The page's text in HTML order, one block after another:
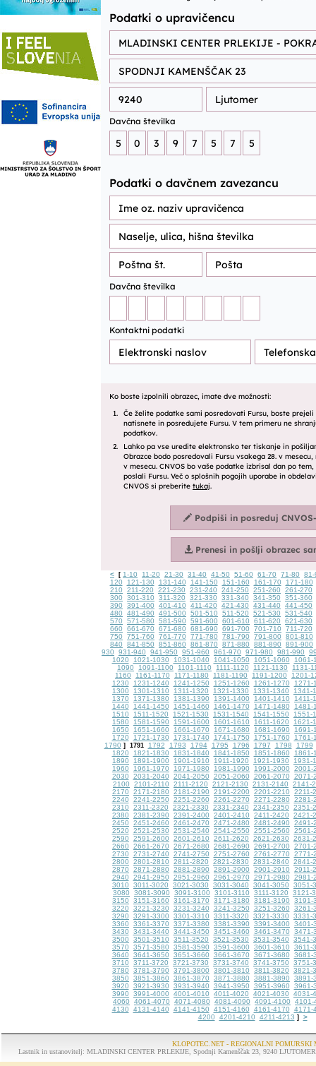
< [ 1-10 11-20 21-30 31-40 41-50 51-60 61-70 71-80
81-
120
121-130 131-140 141-150 151-160 161-170
171-180
210
211-220 221-230 231-240 241-250 251-260
261-270
300
301-310 311-320 321-330 331-340 341-350
351-360
390
391-400 401-410 411-420 421-430 431-440
441-450
480
481-490 491-500 501-510 511-520 521-530
531-540
570
571-580 581-590 591-600 601-610 611-620
621-630
660
661-670 671-680 681-690 691-700 701-710
711-720
750
751-760 761-770 771-780 781-790 791-800
801-810
840
841-850 851-860 861-870 871-880 881-890
891-900
930
931-940 941-950 951-960 961-970 971-980 981-990
1020
1021-1030 1031-1040 1041-1050 1051-1060
1061-
1090
1091-1100 1101-1110 1111-1120 1121-1130
1131-
1160
1161-1170 1171-1180 1181-1190 1191-1200
1201-
1230
1231-1240 1241-1250 1251-1260 1261-1270
1271-
1300
1301-1310 1311-1320 1321-1330 1331-1340
1341-
1370
1371-1380 1381-1390 1391-1400 1401-1410
1411-
1440
1441-1450 1451-1460 1461-1470 1471-1480
1481-
1510
1511-1520 1521-1530 1531-1540 1541-1550
1551-
1580
1581-1590 1591-1600 1601-1610 1611-1620
1621-
1650
1651-1660 1661-1670 1671-1680 1681-1690
1691-
1720
1721-1730 1731-1740 1741-1750 1751-1760
1761-
1790 ] 1791 1792 1793 1794 1795 1796 1797 1798
1799
1820
1821-1830 1831-1840 1841-1850 1851-1860
1861-
1890
1891-1900 1901-1910 1911-1920 1921-1930
1931-
1960
1961-1970 1971-1980 1981-1990 1991-2000
2001-
2030
2031-2040 2041-2050 2051-2060 2061-2070
2071-
2100
2101-2110 2111-2120 2121-2130 2131-2140
2141-
2170
2171-2180 2181-2190 2191-2200 2201-2210
2211-
2240
2241-2250 2251-2260 2261-2270 2271-2280
2281-
2310
2311-2320 2321-2330 2331-2340 2341-2350
2351-
2380
2381-2390 2391-2400 2401-2410 2411-2420
2421-
2450
2451-2460 2461-2470 2471-2480 2481-2490
2491-
2520
2521-2530 2531-2540 2541-2550 2551-2560
2561-
2590
2591-2600 2601-2610 2611-2620 2621-2630
2631-
2660
2661-2670 2671-2680 2681-2690 2691-2700
2701-
2730
2731-2740 2741-2750 2751-2760 2761-2770
2771-
2800
2801-2810 2811-2820 2821-2830 2831-2840
2841-
2870
2871-2880 2881-2890 2891-2900 2901-2910
2911-
2940
2941-2950 2951-2960 2961-2970 2971-2980
2981-
3010
3011-3020 3021-3030 3031-3040 3041-3050
3051-
3080
3081-3090 3091-3100 3101-3110 3111-3120
3121-
3150
3151-3160 3161-3170 3171-3180 3181-3190
3191-
3220
3221-3230 3231-3240 3241-3250 3251-3260
3261-
3290
3291-3300 3301-3310 3311-3320 3321-3330
3331-
3360
3361-3370 3371-3380 3381-3390 3391-3400
3401-
3430
3431-3440 3441-3450 3451-3460 3461-3470
3471-
3500
3501-3510 3511-3520 3521-3530 3531-3540
3541-
3570
3571-3580 3581-3590 3591-3600 3601-3610
3611-
3640
3641-3650 3651-3660 3661-3670 3671-3680
3681-
3710
3711-3720 3721-3730 3731-3740 3741-3750
3751-
3780
3781-3790 3791-3800 3801-3810 3811-3820
3821-
3850
3851-3860 3861-3870 3871-3880 3881-3890
3891-
3920
3921-3930 3931-3940 3941-3950 3951-3960
3961-
3990
3991-4000 4001-4010 4011-4020 4021-4030
4031-
4060
4061-4070 4071-4080 4081-4090 4091-4100
4101-
4130
4131-4140 4141-4150 4151-4160 4161-4170
4171-
4200
4201-4210 4211-4213 ] >
KLOPOTEC.NET - REGIONALNI POMURSKI
Lastnik in ustanovitelj: MLADINSKI CENTER PRLEKIJE, Spodnji Kamenščak 23, 9240